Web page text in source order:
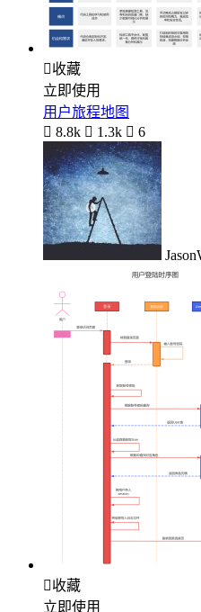
收藏
立即使用
用户旅程地图
 8.8k  1.3k  6
收藏
立即使用